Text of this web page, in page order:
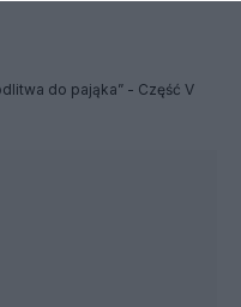
do pająka” - Część V